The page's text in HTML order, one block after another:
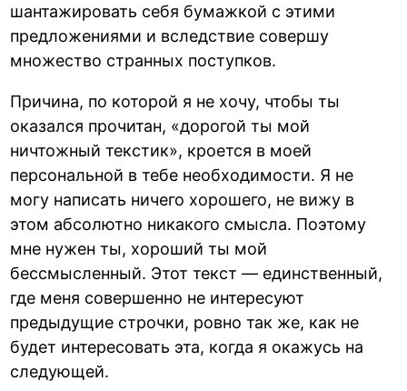
шантажировать себя бумажкой с этими
предложениями и вследствие совершу
множество странных поступков.
Причина, по которой я не хочу, чтобы ты
оказался прочитан, «дорогой ты мой
ничтожный текстик», кроется в моей
персональной в тебе необходимости. Я не
могу написать ничего хорошего, не вижу в
этом абсолютно никакого смысла. Поэтому
мне нужен ты, хороший ты мой
бессмысленный. Этот текст — единственный,
где меня совершенно не интересуют
предыдущие строчки, ровно так же, как не
будет интересовать эта, когда я окажусь на
следующей.